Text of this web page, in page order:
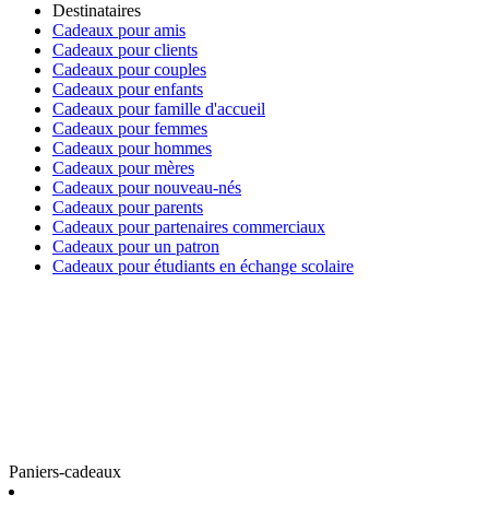
Destinataires
Cadeaux pour amis
Cadeaux pour clients
Cadeaux pour couples
Cadeaux pour enfants
Cadeaux pour famille d'accueil
Cadeaux pour femmes
Cadeaux pour hommes
Cadeaux pour mères
Cadeaux pour nouveau-nés
Cadeaux pour parents
Cadeaux pour partenaires commerciaux
Cadeaux pour un patron
Cadeaux pour étudiants en échange scolaire
Paniers-cadeaux